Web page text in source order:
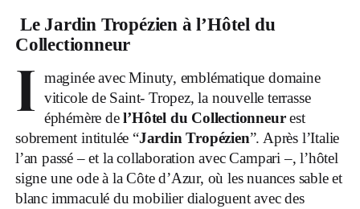
Le Jardin Tropézien à l’Hôtel du
Collectionneur
I maginée avec Minuty, emblématique domaine
viticole de Saint- Tropez, la nouvelle terrasse
éphémère del’Hôtel du Collectionneurest
sobrement intitulée “Jardin Tropézien”. Après l’Italie
l’an passé – et la collaboration avec Campari –, l’hôtel
signe une ode à la Côte d’Azur, où les nuances sable et
blanc immaculé du mobilier dialoguent avec des